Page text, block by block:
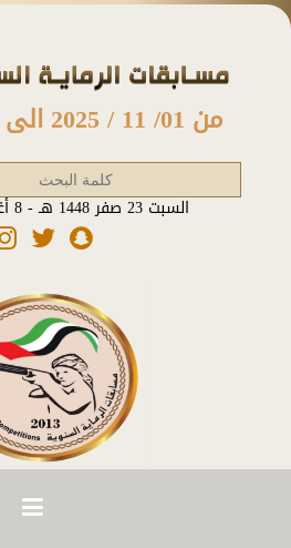
من 01/ 11 / 2025 الى 01/ 02 / 2026
السبت 23 صفر 1448 هـ - 8 أغسطس 2026 م